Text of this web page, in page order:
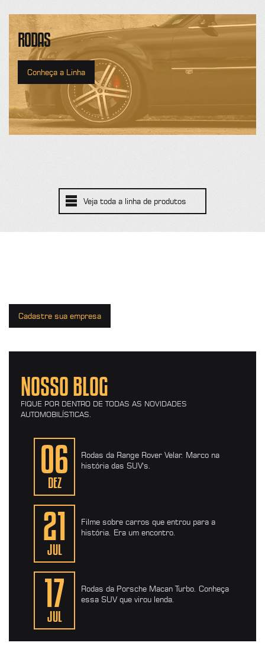
RODAS
Conheça a Linha
Veja toda a linha de produtos
Cadastre sua empresa
NOSSO BLOG
FIQUE POR DENTRO DE TODAS AS NOVIDADES
AUTOMOBILÍSTICAS.
06
DEZ
Rodas da Range Rover Velar. Marco na
história das SUV's.
21
JUL
Filme sobre carros que entrou para a
história. Era um encontro.
17
JUL
Rodas da Porsche Macan Turbo. Conheça
essa SUV que virou lenda.